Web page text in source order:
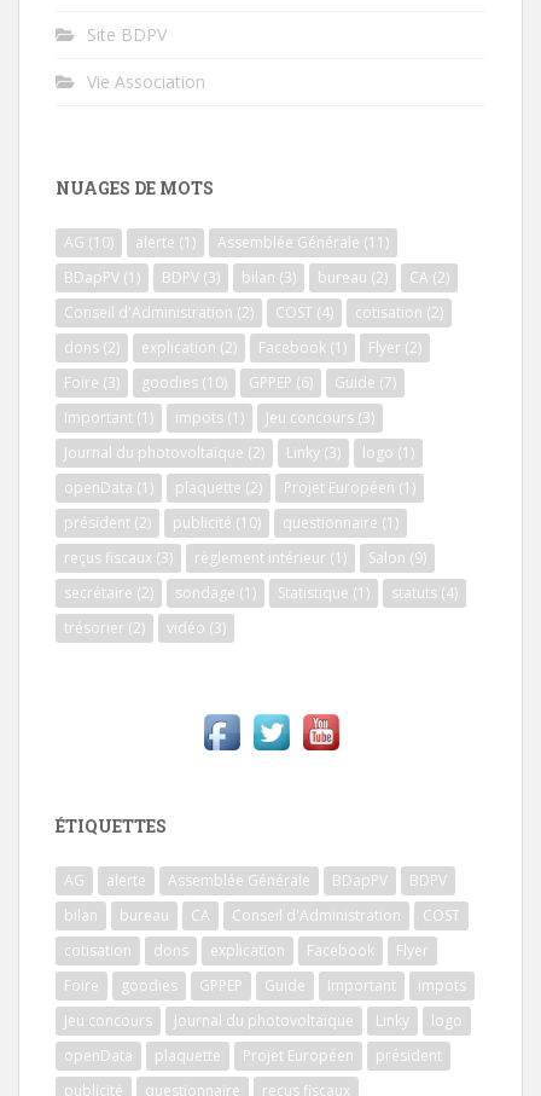
Site BDPV
Vie Association
NUAGES DE MOTS
AG (10) alerte (1) Assemblée Générale (11)
BDapPV (1) BDPV (3) bilan (3) bureau (2) CA (2)
Conseil d'Administration (2) COST (4) cotisation (2)
dons (2) explication (2) Facebook (1) Flyer (2)
Foire (3) goodies (10) GPPEP (6) Guide (7)
Important (1) impots (1) Jeu concours (3)
Journal du photovoltaïque (2) Linky (3) logo (1)
openData (1) plaquette (2) Projet Européen (1)
président (2) publicité (10) questionnaire (1)
reçus fiscaux (3) règlement intérieur (1) Salon (9)
secrétaire (2) sondage (1) Statistique (1) statuts (4)
trésorier (2) vidéo (3)
ÉTIQUETTES
AG alerte Assemblée Générale BDapPV
BDPV
bilan
bureau CA Conseil d'Administration
COST
cotisation
dons explication Facebook
Flyer
Foire
goodies GPPEP Guide Important
impots
Jeu concours
Journal du photovoltaïque Linky
logo
openData
plaquette Projet Européen
président
publicité
questionnaire reçus fiscaux